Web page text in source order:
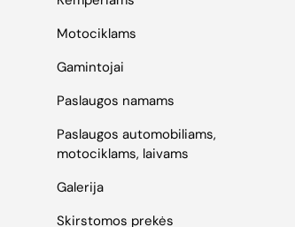
Motociklams
Gamintojai
Paslaugos namams
Paslaugos automobiliams,
motociklams, laivams
Galerija
Skirstomos prekės